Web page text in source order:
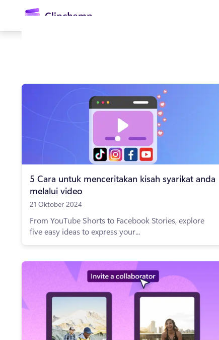
Daftar masuk
5 Cara untuk menceritakan kisah syarikat anda
melalui video
21 Oktober 2024
From YouTube Shorts to Facebook Stories, explore
five easy ideas to express your...